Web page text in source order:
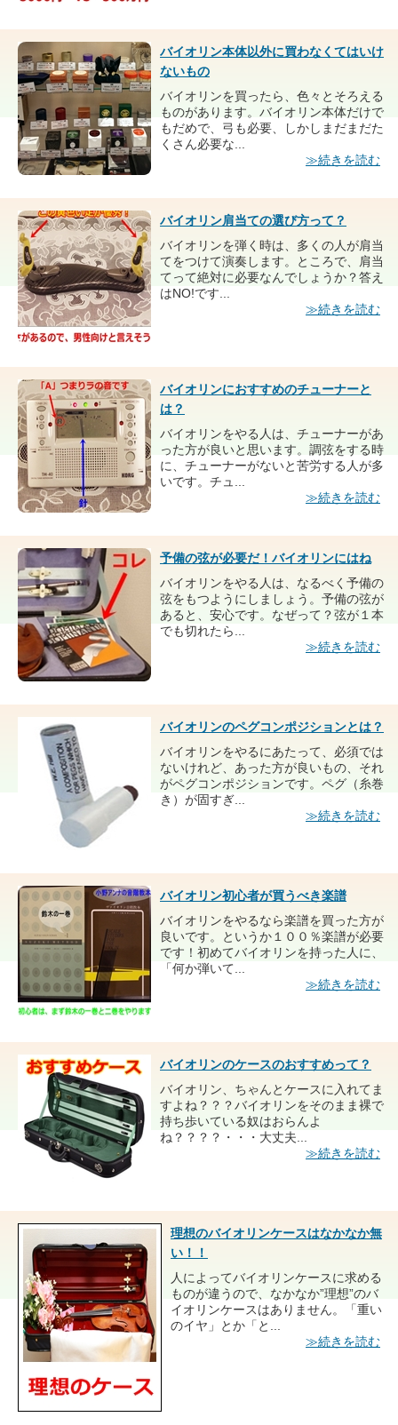
バイオリン本体以外に買わなくてはいけ
ないもの
バイオリンを買ったら、色々とそろえる
ものがあります。バイオリン本体だけで
もだめで、弓も必要、しかしまだまだた
くさん必要な...
≫続きを読む
バイオリン肩当ての選び方って？
バイオリンを弾く時は、多くの人が肩当
てをつけて演奏します。ところで、肩当
てって絶対に必要なんでしょうか？答え
はNO!です...
≫続きを読む
バイオリンにおすすめのチューナーと
は？
バイオリンをやる人は、チューナーがあ
った方が良いと思います。調弦をする時
に、チューナーがないと苦労する人が多
いです。チュ...
≫続きを読む
予備の弦が必要だ！バイオリンにはね
バイオリンをやる人は、なるべく予備の
弦をもつようにしましょう。予備の弦が
あると、安心です。なぜって？弦が１本
でも切れたら...
≫続きを読む
バイオリンのペグコンポジションとは？
バイオリンをやるにあたって、必須では
ないけれど、あった方が良いもの、それ
がペグコンポジションです。ペグ（糸巻
き）が固すぎ...
≫続きを読む
バイオリン初心者が買うべき楽譜
バイオリンをやるなら楽譜を買った方が
良いです。というか１００％楽譜が必要
です！初めてバイオリンを持った人に、
「何か弾いて...
≫続きを読む
バイオリンのケースのおすすめって？
バイオリン、ちゃんとケースに入れてま
すよね？？？バイオリンをそのまま裸で
持ち歩いている奴はおらんよ
ね？？？？・・・大丈夫...
≫続きを読む
理想のバイオリンケースはなかなか無
い！！
人によってバイオリンケースに求める
ものが違うので、なかなか”理想”のバ
イオリンケースはありません。「重い
のイヤ」とか「と...
≫続きを読む